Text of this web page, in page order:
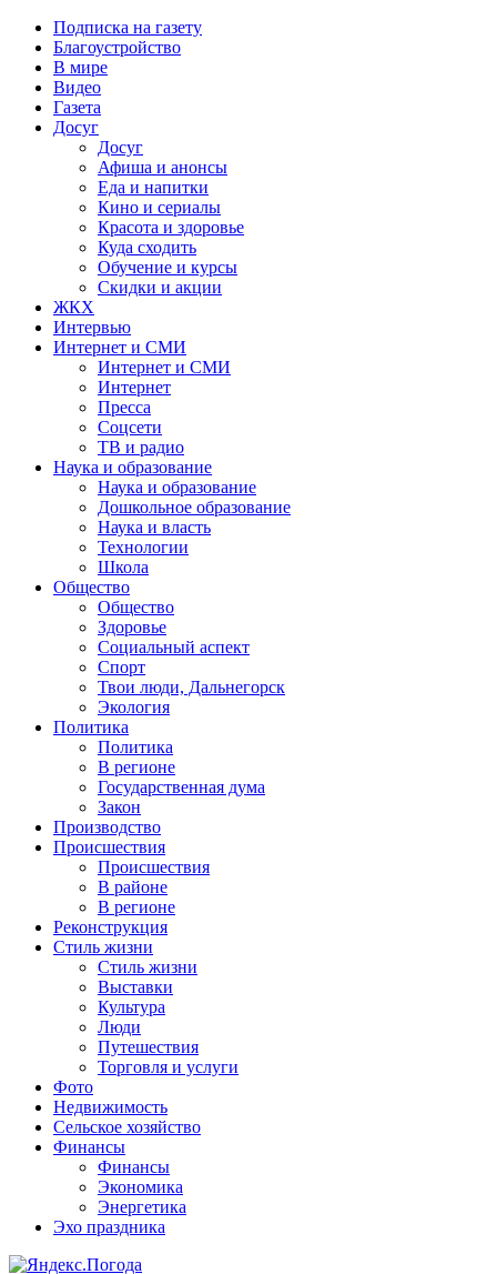
Подписка на газету
Благоустройство
В мире
Видео
Газета
Досуг
Досуг
Афиша и анонсы
Еда и напитки
Кино и сериалы
Красота и здоровье
Куда сходить
Обучение и курсы
Скидки и акции
ЖКХ
Интервью
Интернет и СМИ
Интернет и СМИ
Интернет
Пресса
Соцсети
ТВ и радио
Наука и образование
Наука и образование
Дошкольное образование
Наука и власть
Технологии
Школа
Общество
Общество
Здоровье
Социальный аспект
Спорт
Твои люди, Дальнегорск
Экология
Политика
Политика
В регионе
Государственная дума
Закон
Производство
Происшествия
Происшествия
В районе
В регионе
Реконструкция
Стиль жизни
Стиль жизни
Выставки
Культура
Люди
Путешествия
Торговля и услуги
Фото
Недвижимость
Сельское хозяйство
Финансы
Финансы
Экономика
Энергетика
Эхо праздника